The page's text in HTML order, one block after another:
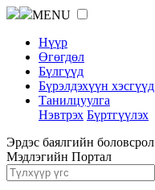
MENU
Нүүр
Өгөгдөл
Бүлгүүд
Бүрэлдэхүүн хэсгүүд
Танилцуулга
Нэвтрэх Бүртгүүлэх
Эрдэс баялгийн боловсрол
Мэдлэгийн Портал